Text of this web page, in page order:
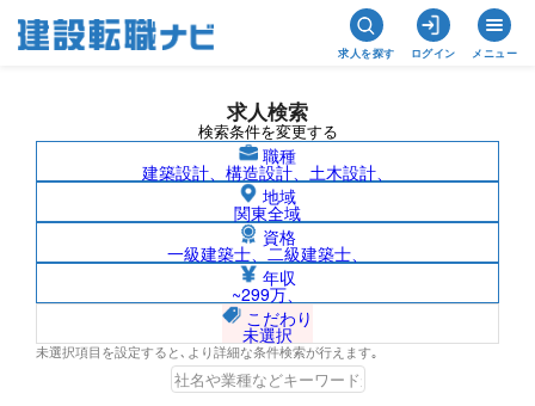
求人を探す ログイン メニュー
求人検索
検索条件を変更する
職種
建築設計、構造設計、土木設計、
地域
関東全域
資格
一級建築士、二級建築士、
年収
~299万、
こだわり
未選択
未選択項目を設定すると､より詳細な条件検索が行えます｡
佐賀県/株式会社リエネ・エナジーの求人
検索結果一覧